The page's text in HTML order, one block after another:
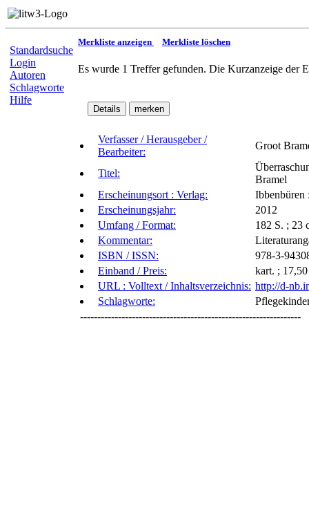
Standardsuche
Login
Autoren
Schlagworte
Hilfe
Merkliste anzeigen Merkliste löschen
Es wurde 1 Treffer gefunden. Die Kurzanzeige der
Verfasser / Herausgeber /
Bearbeiter:
Groot
Titel:
Bramel
Erscheinungsort : Verlag:
Ibbenbüren
Erscheinungsjahr:
2012
Umfang / Format:
182 S. ; 23
Kommentar:
ISBN / ISSN:
978-3-
Einband / Preis:
kart. ;
URL : Volltext / Inhaltsverzeichnis: http://d-
Schlagworte:
----------------------------------------------------------------